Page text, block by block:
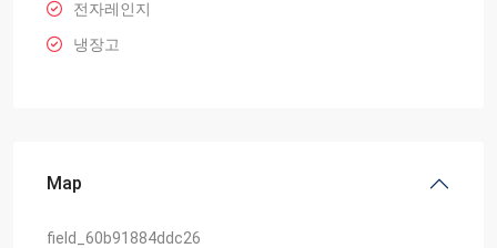
전자레인지
냉장고
Map
field_60b91884ddc26